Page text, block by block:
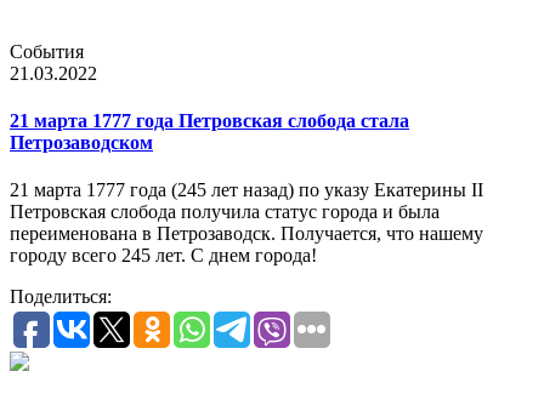
События
21.03.2022
21 марта 1777 года Петровская слобода стала
Петрозаводском
21 марта 1777 года (245 лет назад) по указу Екатерины II
Петровская слобода получила статус города и была
переименована в Петрозаводск. Получается, что нашему
городу всего 245 лет. С днем города!
Поделиться: